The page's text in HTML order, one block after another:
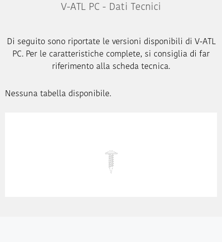
V-ATL PC - Dati Tecnici
Di seguito sono riportate le versioni disponibili di V-ATL
PC. Per le caratteristiche complete, si consiglia di far
riferimento alla scheda tecnica.
Nessuna tabella disponibile.